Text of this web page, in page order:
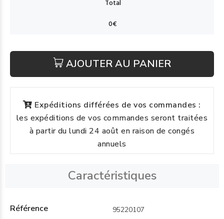
AJOUTER AU PANIER
Expéditions différées de vos commandes :
les expéditions de vos commandes seront traitées
à partir du lundi 24 août en raison de congés
annuels
Caractéristiques
Référence 95220107